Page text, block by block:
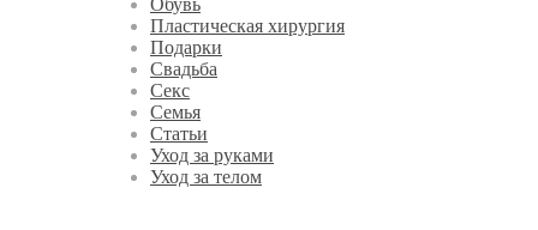
Пластическая хирургия
Подарки
Свадьба
Секс
Семья
Статьи
Уход за руками
Уход за телом